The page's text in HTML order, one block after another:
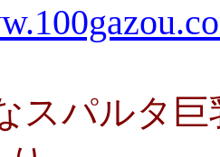
スパルタ